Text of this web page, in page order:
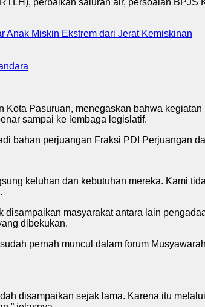
Anak Miskin Ekstrem dari Jerat Kemiskinan
Pasuruan, menegaskan bahwa
sampai ke lembaga legislatif.
bahan perjuangan Fraksi PDI Perjuangan
keluhan dan kebutuhan mereka. Kami
masyarakat antara lain
dibekukan.
pernah muncul dalam forum
disampaikan sejak lama. Karena itu